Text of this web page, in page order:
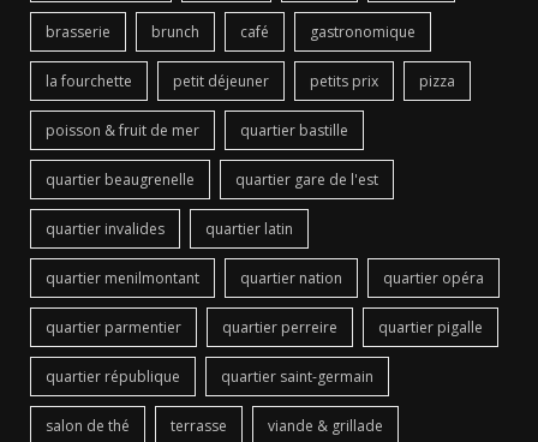
brasserie brunch café gastronomique
la fourchette petit déjeuner petits prix pizza
poisson & fruit de mer quartier bastille
quartier beaugrenelle quartier gare de l'est
quartier invalides quartier latin
quartier menilmontant quartier nation quartier opéra
quartier parmentier quartier perreire quartier pigalle
quartier république quartier saint-germain
salon de thé terrasse viande & grillade